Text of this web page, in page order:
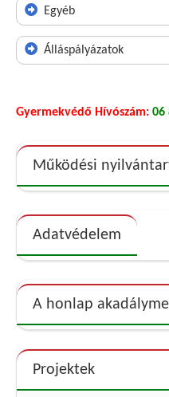
Egyéb
Álláspályázatok
Gyermekvédő Hívószám: 06
Működési
Adatvédelem
A honlap
Projektek